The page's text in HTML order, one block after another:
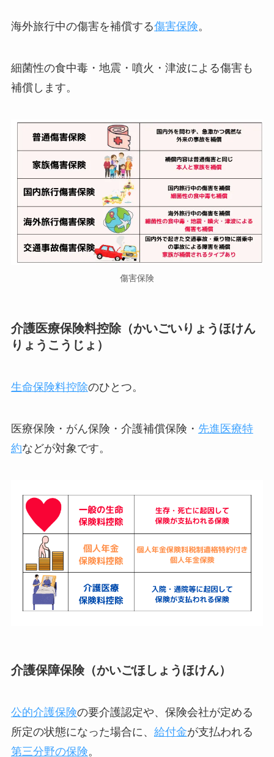
海外旅行中の傷害を補償する傷害保険。
細菌性の食中毒・地震・噴火・津波による傷害も
補償します。
傷害保険
介護医療保険料控除（かいごいりょうほけん
りょうこうじょ）
生命保険料控除のひとつ。
医療保険・がん保険・介護補償保険・ 先進医療特
約などが対象です。
介護保障保険（かいごほしょうほけん）
公的介護保険の要介護認定や、保険会社が定める
所定の状態になった場合に、 給付金が支払われる
第三分野の保険。